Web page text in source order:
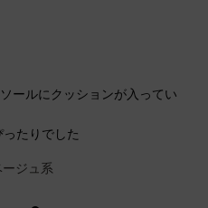
ールにクッションが入ってい
たりでした
ージュ系